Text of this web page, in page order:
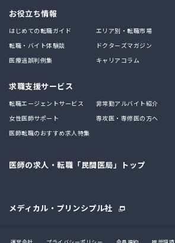
お役立ち情報
はじめての転職ガイド
エリア別・転職市場
転職・バイト体験談
ドクターズマガジン
医療過誤判例集
キャリアコラム
求職支援サービス
転職エージェントサービス
非常勤アルバイト紹介
女性医師サポート
専攻医・専修医の方へ
医師転職のおすすめ求人特集
医師の求人・転職「民間医局」トップ
メディカル・プリンシプル社